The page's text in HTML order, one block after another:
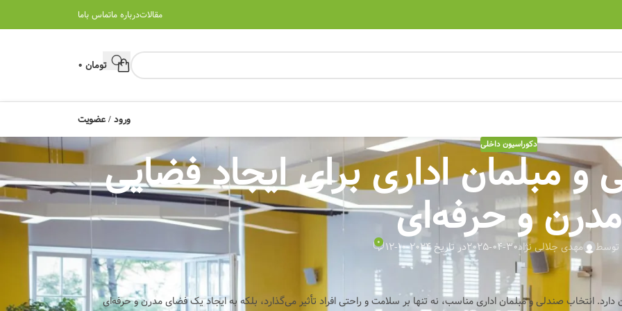
مقالاتدرباره ماتماس باما
تومان
ورود / عضویت
دکوراسیون داخلی
مبلمان اداری برای ایجاد فضایی
مدرن و حرفه‌ای
توسط مهدی جلالی نژاد2025-04-30در تاریخ 2024-10-12 0
انتخاب صندلی و مبلمان اداری مناسب، نه تنها بر سلامت و راحتی افراد تأثیر می‌گذارد، بلکه به ایجاد یک فضای مدرن و حرفه‌ای